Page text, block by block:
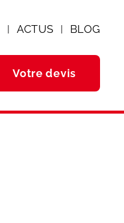
ACTUS BLOG
Votre devis